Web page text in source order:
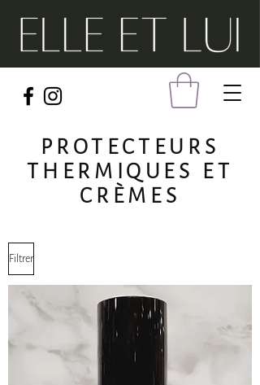
PROTECTEURS
THERMIQUES ET
CRÈMES
Filtrer